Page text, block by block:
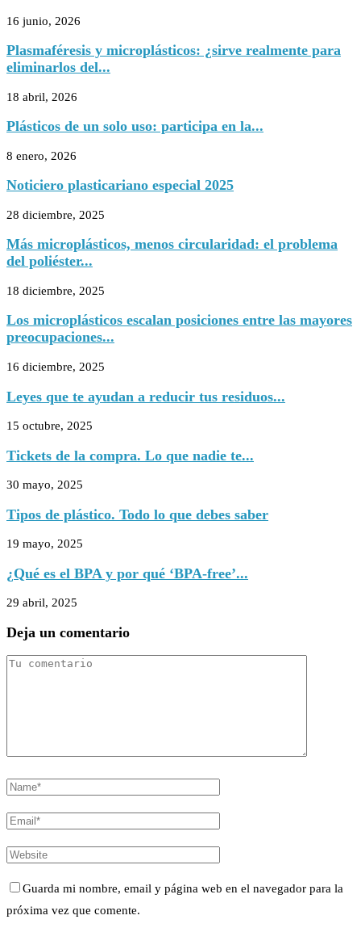
16 junio, 2026
Plasmaféresis y microplásticos: ¿sirve realmente para
eliminarlos del...
18 abril, 2026
Plásticos de un solo uso: participa en la...
8 enero, 2026
Noticiero plasticariano especial 2025
28 diciembre, 2025
Más microplásticos, menos circularidad: el problema
del poliéster...
18 diciembre, 2025
Los microplásticos escalan posiciones entre las mayores
preocupaciones...
16 diciembre, 2025
Leyes que te ayudan a reducir tus residuos...
15 octubre, 2025
Tickets de la compra. Lo que nadie te...
30 mayo, 2025
Tipos de plástico. Todo lo que debes saber
19 mayo, 2025
¿Qué es el BPA y por qué ‘BPA-free’...
29 abril, 2025
Deja un comentario
Guarda mi nombre, email y página web en el navegador para la
próxima vez que comente.